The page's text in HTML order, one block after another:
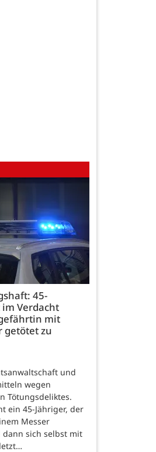
45-
Verdacht
mit
getötet zu
und
wegen
Tötungsdeliktes.
ein 45-Jähriger, der
Messer
sich selbst mit